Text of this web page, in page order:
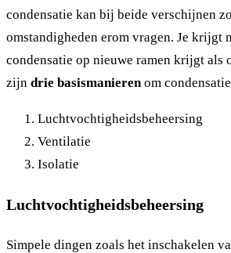
condensatie kan bij beide verschijnen
omstandigheden erom vragen. Je krijgt
condensatie op nieuwe ramen krijgt als
zijn drie basismanieren om
Luchtvochtigheidsbeheersing
Ventilatie
Isolatie
Luchtvochtigheidsbeheersing
Simpele dingen zoals het inschakelen